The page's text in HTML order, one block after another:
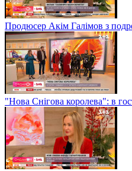
Продюсер Акім Галімов з
"Нова Снігова королева": в